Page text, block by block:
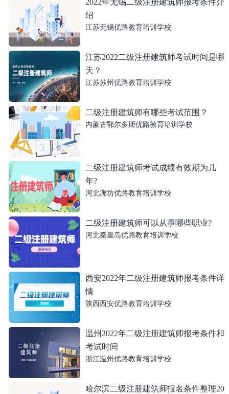
2022年无锡二级注册建筑师报考条件介
绍
江苏无锡优路教育培训学校
江苏2022二级注册建筑师考试时间是哪
天？
江苏苏州优路教育培训学校
二级注册建筑师有哪些考试范围？
内蒙古鄂尔多斯优路教育培训学校
二级注册建筑师考试成绩有效期为几
年?
河北廊坊优路教育培训学校
二级注册建筑师可以从事哪些职业?
河北秦皇岛优路教育培训学校
西安2022年二级注册建筑师报考条件详
情
陕西西安优路教育培训学校
温州2022年二级注册建筑师报考条件和
考试时间
浙江温州优路教育培训学校
哈尔滨二级注册建筑师报名条件整理20